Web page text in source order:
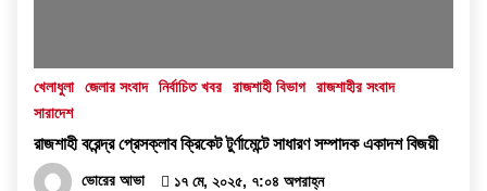
খেলাধুলা জেলার সংবাদ নির্বাচিত খবর রাজশাহী বিভাগ
রাজশাহীর সংবাদ
সারাদেশ
রাজশাহী বরেন্দ্র প্রেসক্লাব ক্রিকেট টুর্ণামেন্টে সাধারণ সম্পাদক একাদশ বিজয়ী
ভোরের আভা ১৭ মে, ২০২৫, ৭:০৪ অপরাহ্ন